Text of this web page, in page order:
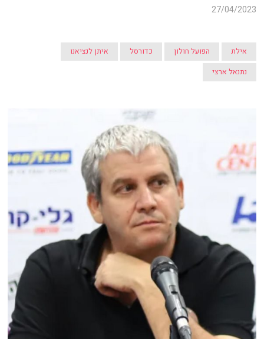
27/04/2023
אילת הפועל חולון כדורסל
איתן לנציאנו
נתנאל ארצי